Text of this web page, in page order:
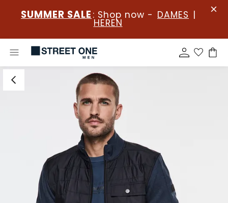
SUMMER SALE : Shop now - DAMES |
HEREN